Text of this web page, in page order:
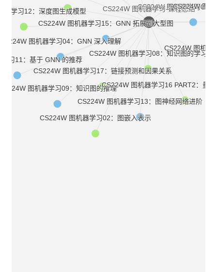
习11：基于 GNN 的推荐
器学习12：深度图生成模型
CS224W 图机器学习03：
CS224W 图机器学习-课程总结
图机器学习09：知识图的推理
CS224W 图机器学习17：链接预测和因果关系
CS224W 图机器学习13：图神经网络进阶
CS224W 图机器学习04：GNN 深入理解
CS224W 图机器学习02：图嵌入表示
CS224W 图
CS224W 图机器
CS224W 图机器学习15：GNN 拓展到大型图
CS224W 图机器学习16 PART2：量
CS224W 图机器学习08：知识图的学习